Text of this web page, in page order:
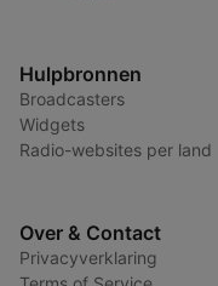
Hulpbronnen
Broadcasters
Widgets
Radio-websites per land
Over & Contact
Privacyverklaring